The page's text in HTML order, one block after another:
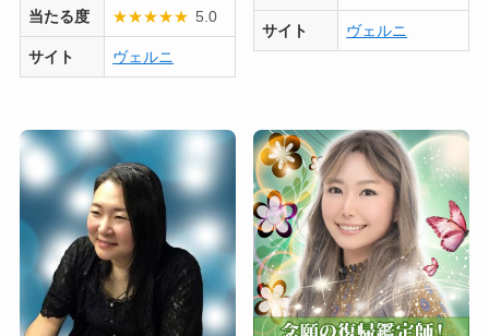
当たる度 ★★★★★ 5.0
サイト ヴェルニ
サイト ヴェルニ